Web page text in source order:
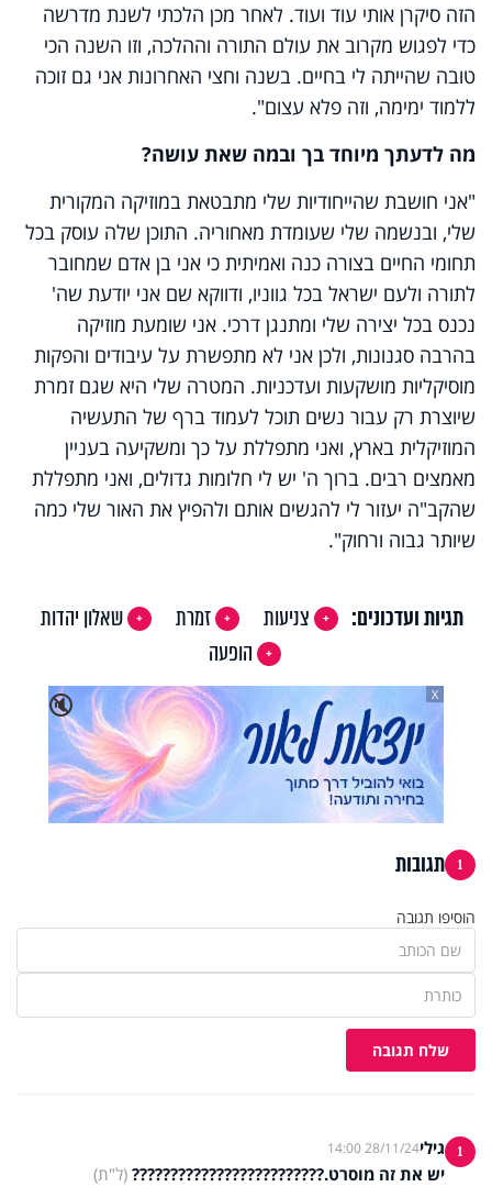
הזה סיקרן אותי עוד ועוד. לאחר מכן הלכתי לשנת מדרשה
כדי לפגוש מקרוב את עולם התורה וההלכה, וזו השנה הכי
טובה שהייתה לי בחיים. בשנה וחצי האחרונות אני גם זוכה
ללמוד ימימה, וזה פלא עצום".
מה לדעתך מיוחד בך ובמה שאת עושה?
"אני חושבת שהייחודיות שלי מתבטאת במוזיקה המקורית
שלי, ובנשמה שלי שעומדת מאחוריה. התוכן שלה עוסק בכל
תחומי החיים בצורה כנה ואמיתית כי אני בן אדם שמחובר
לתורה ולעם ישראל בכל גווניו, ודווקא שם אני יודעת שה'
נכנס בכל יצירה שלי ומתנגן דרכי. אני שומעת מוזיקה
בהרבה סגנונות, ולכן אני לא מתפשרת על עיבודים והפקות
מוסיקליות מושקעות ועדכניות. המטרה שלי היא שגם זמרת
שיוצרת רק עבור נשים תוכל לעמוד ברף של התעשיה
המוזיקלית בארץ, ואני מתפללת על כך ומשקיעה בעניין
מאמצים רבים. ברוך ה' יש לי חלומות גדולים, ואני מתפללת
שהקב"ה יעזור לי להגשים אותם ולהפיץ את האור שלי כמה
שיותר גבוה ורחוק".
תגיות ועדכונים: צניעות זמרת
שאלון יהדות
הופעה
🔇
X
1 תגובות
הוסיפו תגובה
שלח תגובה
1 גילי28/11/24 14:00
יש את זה מוסרט.????????????????????????? (ל"ת)